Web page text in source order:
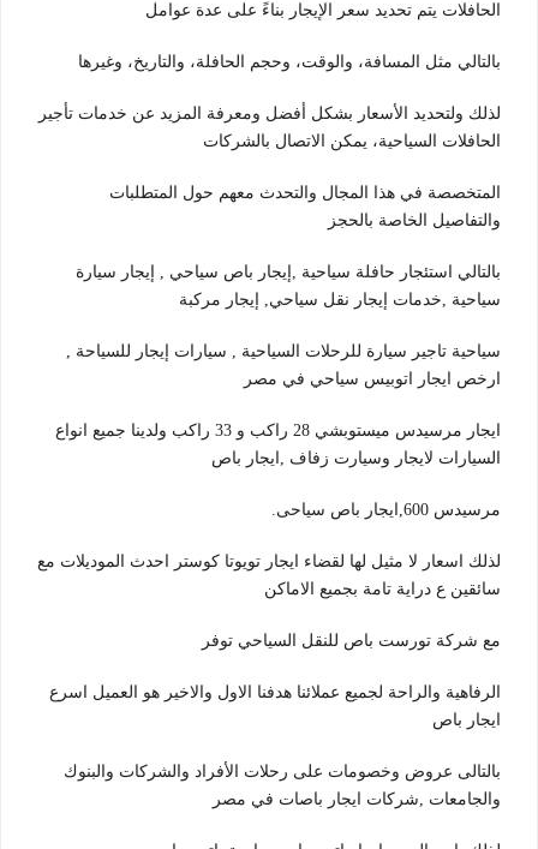
الحافلات يتم تحديد سعر الإيجار بناءً على عدة عوامل
بالتالي مثل المسافة، والوقت، وحجم الحافلة، والتاريخ، وغيرها
لذلك ولتحديد الأسعار بشكل أفضل ومعرفة المزيد عن خدمات تأجير
الحافلات السياحية، يمكن الاتصال بالشركات
المتخصصة في هذا المجال والتحدث معهم حول المتطلبات
والتفاصيل الخاصة بالحجز
بالتالي استئجار حافلة سياحية ,إيجار باص سياحي , إيجار سيارة
سياحية ,خدمات إيجار نقل سياحي, إيجار مركبة
سياحية تاجير سيارة للرحلات السياحية , سيارات إيجار للسياحة ,
ارخص ايجار اتوبيس سياحي في مصر
ايجار مرسيدس ميستوبشي 28 راكب و 33 راكب ولدينا جميع انواع
السيارات لايجار وسيارت زفاف ,ايجار باص
مرسيدس 600,ايجار باص سياحى.
لذلك اسعار لا مثيل لها لقضاء ايجار تويوتا كوستر احدث الموديلات مع
سائقين ع دراية تامة بجميع الاماكن
مع شركة تورست باص للنقل السياحي توفر
الرفاهية والراحة لجميع عملائنا هدفنا الاول والاخير هو العميل اسرع
ايجار باص
بالتالى عروض وخصومات على رحلات الأفراد والشركات والبنوك
والجامعات ,شركات ايجار باصات في مصر